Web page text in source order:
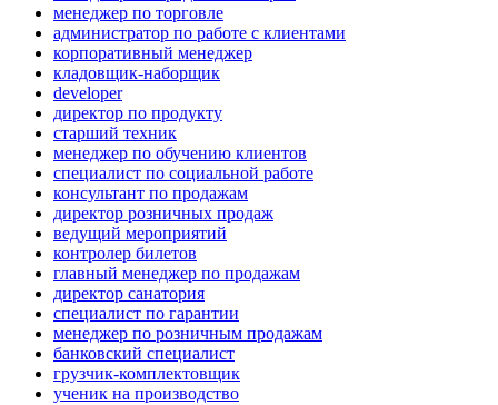
менеджер по торговле
администратор по работе с клиентами
корпоративный менеджер
кладовщик-наборщик
developer
директор по продукту
старший техник
менеджер по обучению клиентов
специалист по социальной работе
консультант по продажам
директор розничных продаж
ведущий мероприятий
контролер билетов
главный менеджер по продажам
директор санатория
специалист по гарантии
менеджер по розничным продажам
банковский специалист
грузчик-комплектовщик
ученик на производство